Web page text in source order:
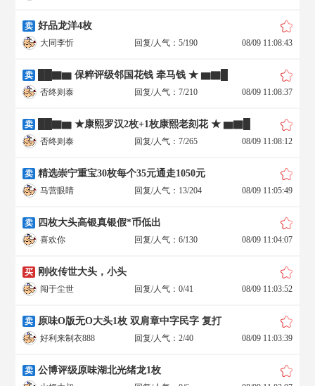
卖 好品龙洋4枚
大同李忻 回复/人气：5/190 08/09 11:08:43
卖 ██▇▆ 保粹评级邻国花钱 牵马钱 ★ ▆▇█
否终则泰 回复/人气：7/210 08/09 11:08:37
卖 ██▇▆ ★康熙罗汉2枚+1枚康熙老刻花 ★ ▆▇█
否终则泰 回复/人气：7/265 08/09 11:08:12
卖 精选崇宁重宝30枚每个35元通走1050元
马营眼睛 回复/人气：13/204 08/09 11:05:49
卖 四枚大头高银真银假*币低出
喜欢你 回复/人气：6/130 08/09 11:04:07
买 刚收传世大头，小头
闯于尘世 回复/人气：0/41 08/09 11:03:52
卖 原味O版无O大头1枚 双肩章中字民字 复打
好利来制衣888 回复/人气：2/40 08/09 11:03:39
卖 公博评级原味湖北光绪龙1枚